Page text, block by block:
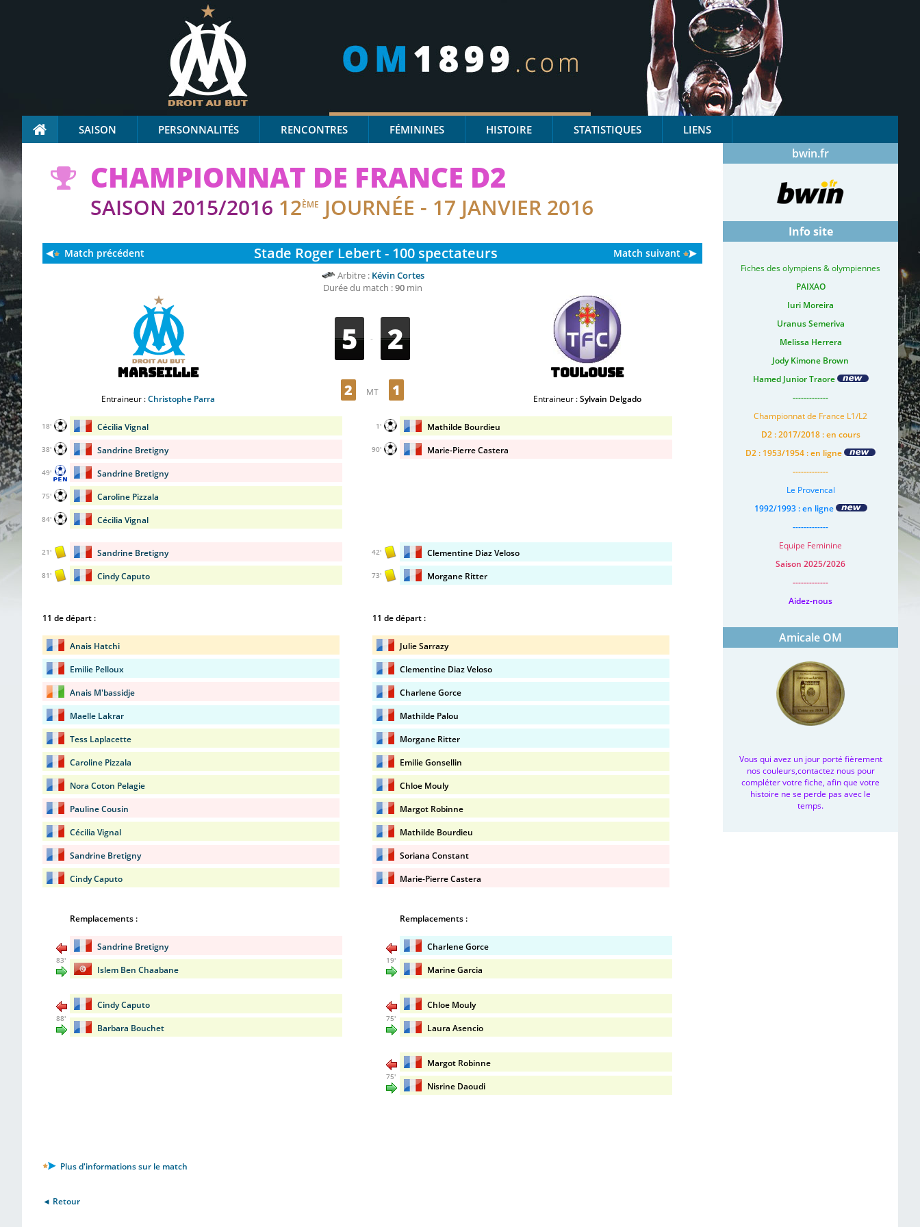
SAISON PERSONNALITÉS RENCONTRES FÉMININES HISTOIRE STATISTIQUES LIENS
CHAMPIONNAT DE FRANCE D2
SAISON 2015/2016 12ÈME JOURNÉE - 17 JANVIER 2016
Stade Roger Lebert - 100 spectateurs
Match précédent Match suivant
Arbitre : Kévin Cortes
Durée du match :90min
Marseille
Entraineur :Christophe Parra
5 - 2
2 MT 1
Toulouse
Entraineur :Sylvain Delgado
Cécilia Vignal
18'
Sandrine Bretigny
38'
Sandrine Bretigny
49'
Caroline Pizzala
75'
Cécilia Vignal
84'
Mathilde Bourdieu
1'
Marie-Pierre Castera
90'
Sandrine Bretigny
21'
Cindy Caputo
81'
Clementine Diaz Veloso
42'
Morgane Ritter
73'
11 de départ :
Anais Hatchi
Emilie Pelloux
Anais M'bassidje
Maelle Lakrar
Tess Laplacette
Caroline Pizzala
Nora Coton Pelagie
Pauline Cousin
Cécilia Vignal
Sandrine Bretigny
Cindy Caputo
11 de départ :
Julie Sarrazy
Clementine Diaz Veloso
Charlene Gorce
Mathilde Palou
Morgane Ritter
Emilie Gonsellin
Chloe Mouly
Margot Robinne
Mathilde Bourdieu
Soriana Constant
Marie-Pierre Castera
Remplacements :
Sandrine Bretigny
83'
Islem Ben Chaabane
Cindy Caputo
88'
Barbara Bouchet
Remplacements :
Charlene Gorce
19'
Marine Garcia
Chloe Mouly
75'
Laura Asencio
Margot Robinne
75'
Nisrine Daoudi
Plus d'informations sur le match
◄ Retour
bwin.fr
Info site
Fiches des olympiens & olympiennes
PAIXAO
Iuri Moreira
Uranus Semeriva
Melissa Herrera
Jody Kimone Brown
Hamed Junior Traore
-------------
Championnat de France L1/L2
D2 : 2017/2018 : en cours
D2 : 1953/1954 : en ligne
-------------
Le Provencal
1992/1993 : en ligne
-------------
Equipe Feminine
Saison 2025/2026
-------------
Aidez-nous
Amicale OM
Vous qui avez un jour porté fièrement
nos couleurs,contactez nous pour
compléter votre fiche, afin que votre
histoire ne se perde pas avec le
temps.